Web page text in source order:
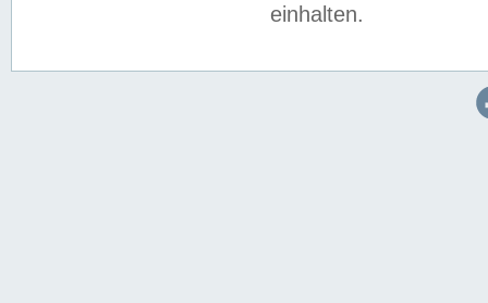
einhalten.